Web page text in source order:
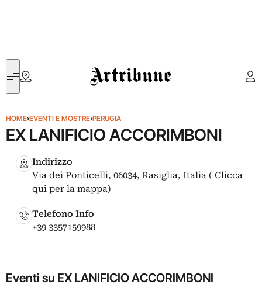
Artribune
HOME›EVENTI E MOSTRE›PERUGIA
EX LANIFICIO ACCORIMBONI
Indirizzo
Via dei Ponticelli, 06034, Rasiglia, Italia ( Clicca
qui per la mappa)
Telefono Info
+39 3357159988
Eventi su EX LANIFICIO ACCORIMBONI